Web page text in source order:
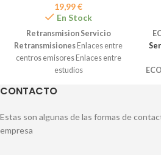
19,99€
En Stock
Retransmision Servicio
Retransmisiones Enlaces entre
centros emisores Enlaces entre
estudios
CONTACTO
Estas son algunas de las formas de
empresa